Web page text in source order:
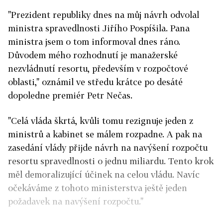
"Prezident republiky dnes na můj návrh odvolal
ministra spravedlnosti Jiřího Pospíšila. Pana
ministra jsem o tom informoval dnes ráno.
Důvodem mého rozhodnutí je manažerské
nezvládnutí resortu, především v rozpočtové
oblasti," oznámil ve středu krátce po desáté
dopoledne premiér Petr Nečas.
"Celá vláda škrtá, kvůli tomu rezignuje jeden z
ministrů a kabinet se málem rozpadne. A pak na
zasedání vlády přijde návrh na navýšení rozpočtu
resortu spravedlnosti o jednu miliardu. Tento krok
měl demoralizující účinek na celou vládu. Navíc
očekáváme z tohoto ministerstva ještě jeden
požadavek na navýšení rozpočtu."